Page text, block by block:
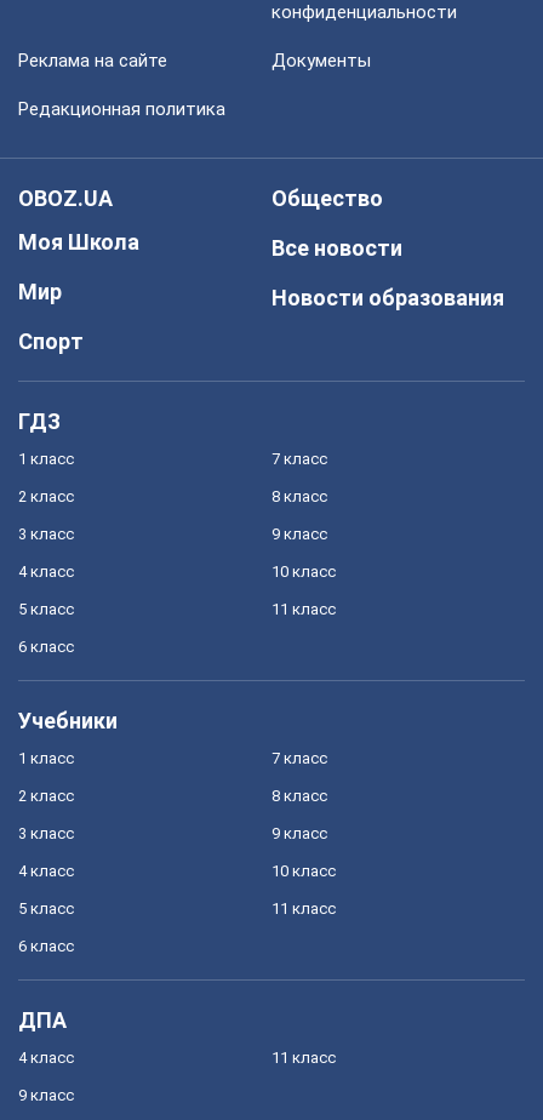
конфиденциальности
Реклама на сайте Документы
Редакционная политика
OBOZ.UA
Моя Школа
Мир
Спорт
Общество
Все новости
Новости образования
ГДЗ
1 класс
2 класс
3 класс
4 класс
5 класс
6 класс
7 класс
8 класс
9 класс
10 класс
11 класс
Учебники
1 класс
2 класс
3 класс
4 класс
5 класс
6 класс
7 класс
8 класс
9 класс
10 класс
11 класс
ДПА
4 класс
9 класс
11 класс